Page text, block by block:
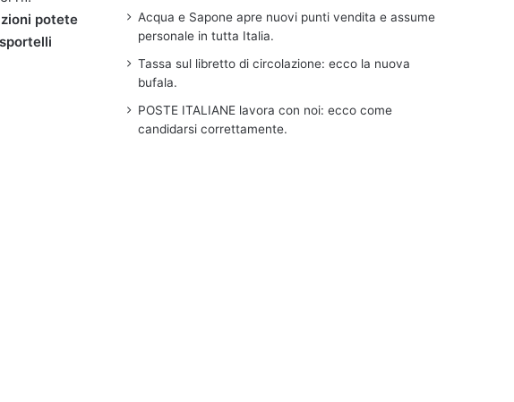
potete
Acqua e Sapone apre nuovi punti vendita e assume
personale in tutta Italia.
Tassa sul libretto di circolazione: ecco la nuova
bufala.
POSTE ITALIANE lavora con noi: ecco come
candidarsi correttamente.